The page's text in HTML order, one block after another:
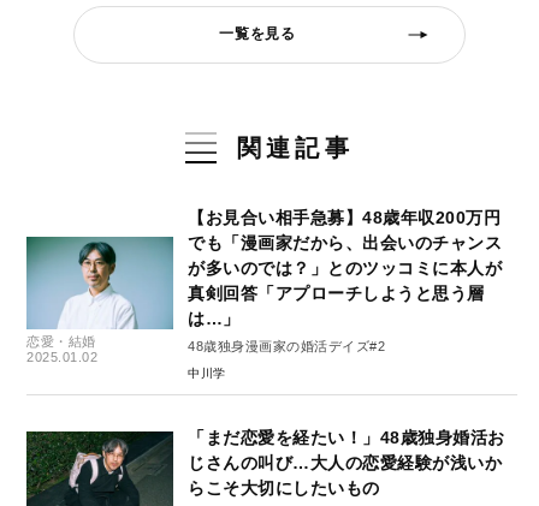
一覧を見る
関連記事
恋愛・結婚
2025.01.02
【お見合い相手急募】48歳年収200万円
でも「漫画家だから、出会いのチャンス
が多いのでは？」とのツッコミに本人が
真剣回答「アプローチしようと思う層
は…」
48歳独身漫画家の婚活デイズ#2
中川学
「まだ恋愛を経たい！」48歳独身婚活お
じさんの叫び…大人の恋愛経験が浅いか
らこそ大切にしたいもの